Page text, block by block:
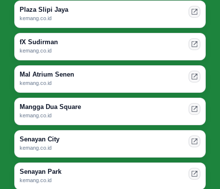
Plaza Slipi Jaya
kemang.co.id
fX Sudirman
kemang.co.id
Mal Atrium Senen
kemang.co.id
Mangga Dua Square
kemang.co.id
Senayan City
kemang.co.id
Senayan Park
kemang.co.id